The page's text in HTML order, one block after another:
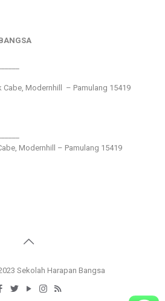
Cabe, Modernhill – Pamulang 15419
Modernhill – Pamulang 15419
Sekolah Harapan Bangsa